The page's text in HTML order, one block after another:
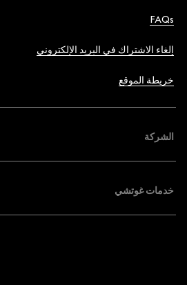
FAQs
إلغاء الاشتراك في البريد الإلكتروني
خريطة الموقع
الشركة
خدمات غوتشي